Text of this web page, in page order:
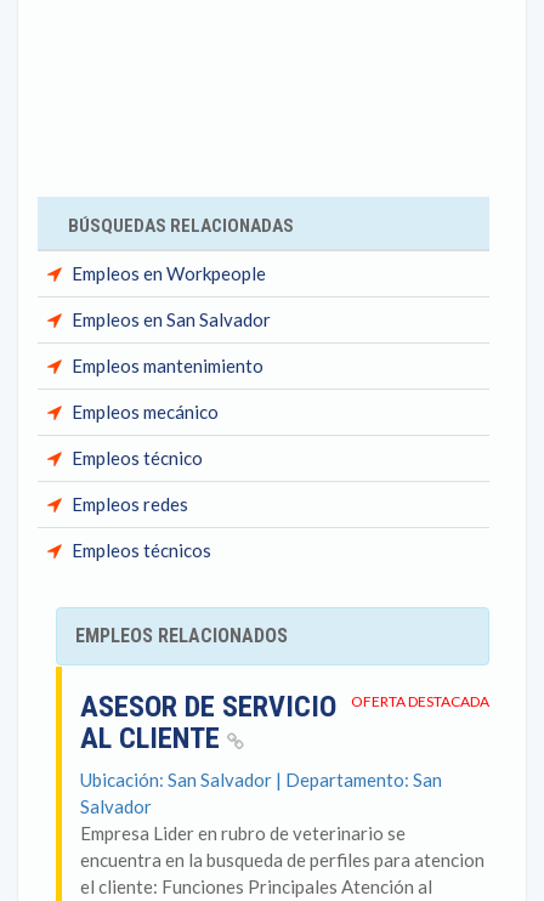
BÚSQUEDAS RELACIONADAS
Empleos en Workpeople
Empleos en San Salvador
Empleos mantenimiento
Empleos mecánico
Empleos técnico
Empleos redes
Empleos técnicos
EMPLEOS RELACIONADOS
OFERTA DESTACADA
ASESOR DE SERVICIO
AL CLIENTE
Ubicación: San Salvador | Departamento: San
Salvador
Empresa Lider en rubro de veterinario se
encuentra en la busqueda de perfiles para atencion
el cliente: Funciones Principales Atención al